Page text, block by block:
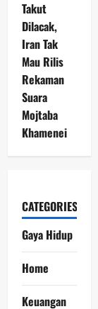
Takut
Dilacak,
Iran Tak
Mau Rilis
Rekaman
Suara
Mojtaba
Khamenei
CATEGORIES
Gaya Hidup
Home
Keuangan